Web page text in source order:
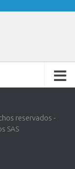
reservados -
SAS